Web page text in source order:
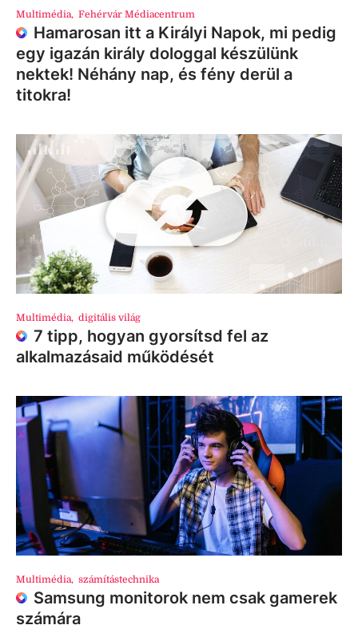
Multimédia, Fehérvár Médiacentrum
Hamarosan itt a Királyi Napok, mi pedig
egy igazán király dologgal készülünk
nektek! Néhány nap, és fény derül a
titokra!
Multimédia, digitális világ
7 tipp, hogyan gyorsítsd fel az
alkalmazásaid működését
Multimédia, számítástechnika
Samsung monitorok nem csak gamerek
számára